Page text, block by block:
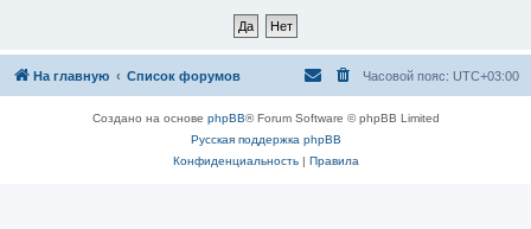
На главную Список форумов Часовой пояс: UTC+03:00
Создано на основе phpBB® Forum Software © phpBB Limited
Русская поддержка phpBB
Конфиденциальность| Правила